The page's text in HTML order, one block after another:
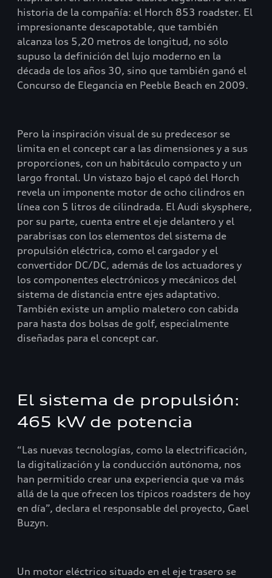
historia de la compañía: el Horch 853 roadster. El
impresionante descapotable, que también
alcanza los 5,20 metros de longitud, no sólo
supuso la definición del lujo moderno en la
década de los años 30, sino que también ganó el
Concurso de Elegancia en Peeble Beach en 2009.
Pero la inspiración visual de su predecesor se
limita en el concept car a las dimensiones y a sus
proporciones, con un habitáculo compacto y un
largo frontal. Un vistazo bajo el capó del Horch
revela un imponente motor de ocho cilindros en
línea con 5 litros de cilindrada. El Audi skysphere,
por su parte, cuenta entre el eje delantero y el
parabrisas con los elementos del sistema de
propulsión eléctrica, como el cargador y el
convertidor DC/DC, además de los actuadores y
los componentes electrónicos y mecánicos del
sistema de distancia entre ejes adaptativo.
También existe un amplio maletero con cabida
para hasta dos bolsas de golf, especialmente
diseñadas para el concept car.
El sistema de propulsión:
465 kW de potencia
“Las nuevas tecnologías, como la electrificación,
la digitalización y la conducción autónoma, nos
han permitido crear una experiencia que va más
allá de la que ofrecen los típicos roadsters de hoy
en día”, declara el responsable del proyecto, Gael
Buzyn.
Un motor eléctrico situado en el eje trasero se